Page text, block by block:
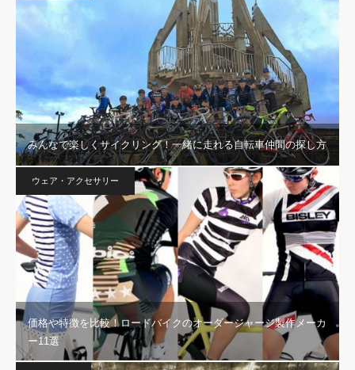
みんなで楽しくサイクリング！一緒に走れる自転車仲間の探し方
ウェア・アクセサリー
価格や特徴を比較！ロードバイクのオーダージャージ製作メーカ
ー11選